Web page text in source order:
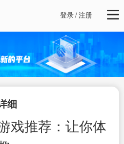
登录/注册
细
戏推荐：让你体